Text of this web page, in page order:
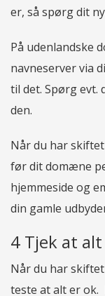
er, så spørg dit
På udenlandske
navneserver via
til det. Spørg evt.
den.
Når du har
før dit domæne
hjemmeside og
din gamle
4 Tjek at
Når du har
teste at alt er ok.